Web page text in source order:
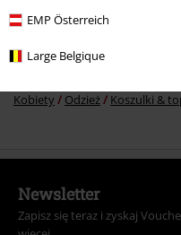
EMP Österreich
Large Belgique
Motywy Artykuły śmieszne
Motywy Czarna odzież
Kobiety Odzież Koszulki &
Newsletter
Zapisz się teraz i zyskaj